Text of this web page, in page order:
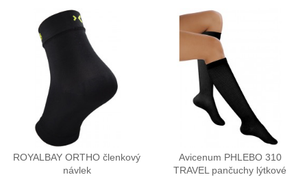
ROYALBAY ORTHO členkový
návlek
Avicenum PHLEBO 310
TRAVEL pančuchy lýtkové